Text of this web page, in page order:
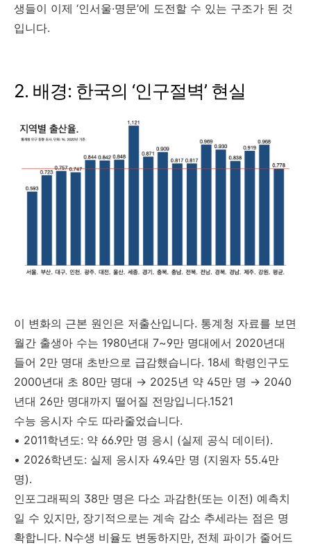
생들이 이제 ‘인서울·명문’에 도전할 수 있는 구조가 된 것
입니다.
2. 배경: 한국의 ‘인구절벽’ 현실
이 변화의 근본 원인은 저출산입니다. 통계청 자료를 보면
월간 출생아 수는 1980년대 7~9만 명대에서 2020년대
들어 2만 명대 초반으로 급감했습니다. 18세 학령인구도
2000년대 초 80만 명대 → 2025년 약 45만 명 → 2040
년대 26만 명대까지 떨어질 전망입니다.1521
수능 응시자 수도 따라줄었습니다.
• 2011학년도: 약 66.9만 명 응시 (실제 공식 데이터).
• 2026학년도: 실제 응시자 49.4만 명 (지원자 55.4만
명).
인포그래픽의 38만 명은 다소 과감한(또는 이전) 예측치
일 수 있지만, 장기적으로는 계속 감소 추세라는 점은 명
확합니다. N수생 비율도 변동하지만, 전체 파이가 줄어드